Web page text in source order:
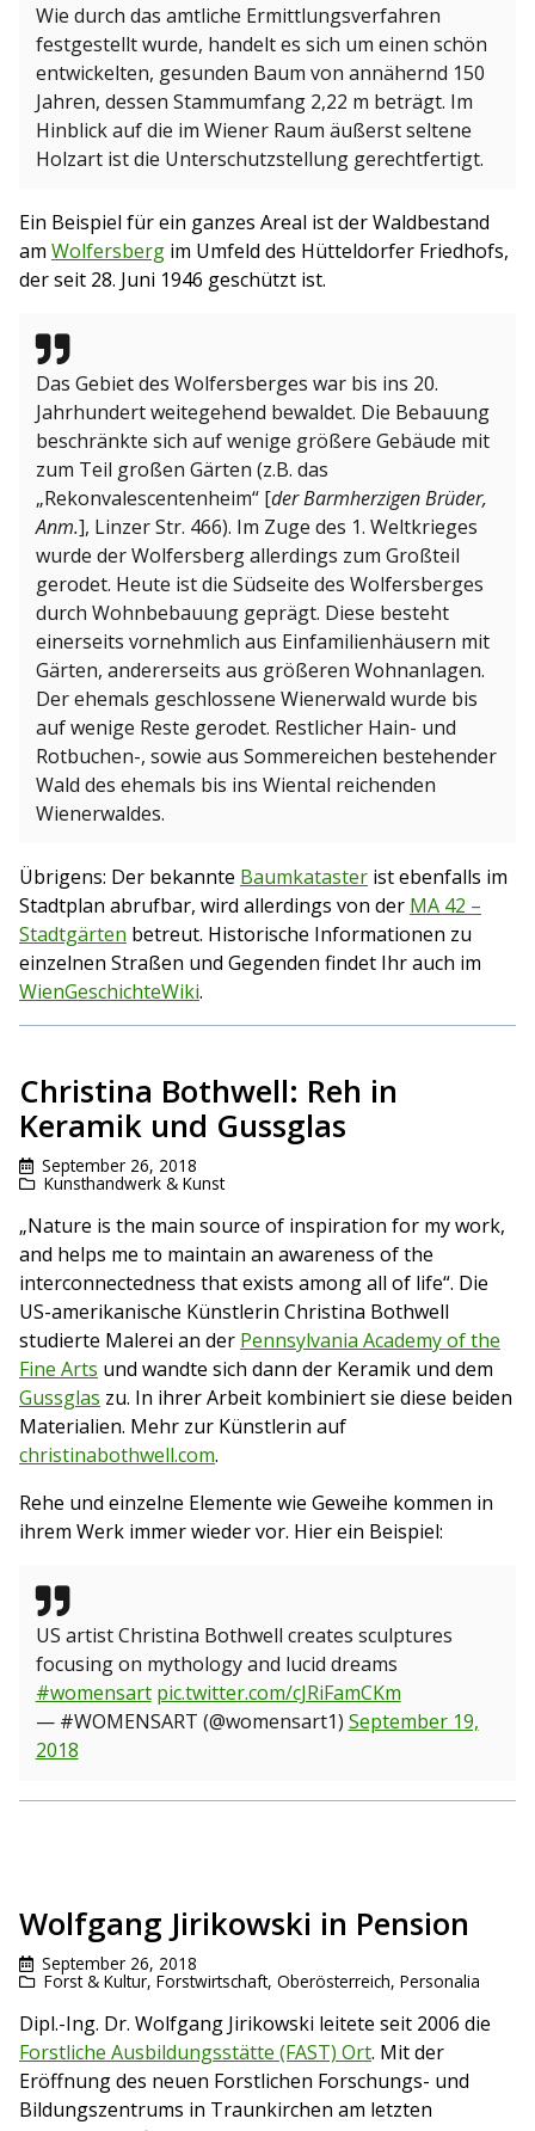
Wie durch das amtliche Ermittlungsverfahren
festgestellt wurde, handelt es sich um einen schön
entwickelten, gesunden Baum von annähernd 150
Jahren, dessen Stammumfang 2,22 m beträgt. Im
Hinblick auf die im Wiener Raum äußerst seltene
Holzart ist die Unterschutzstellung gerechtfertigt.
Ein Beispiel für ein ganzes Areal ist der Waldbestand
am Wolfersberg im Umfeld des Hütteldorfer Friedhofs,
der seit 28. Juni 1946 geschützt ist.
Das Gebiet des Wolfersberges war bis ins 20.
Jahrhundert weitegehend bewaldet. Die Bebauung
beschränkte sich auf wenige größere Gebäude mit
zum Teil großen Gärten (z.B. das
„Rekonvalescentenheim“ [der Barmherzigen Brüder,
Anm.], Linzer Str. 466). Im Zuge des 1. Weltkrieges
wurde der Wolfersberg allerdings zum Großteil
gerodet. Heute ist die Südseite des Wolfersberges
durch Wohnbebauung geprägt. Diese besteht
einerseits vornehmlich aus Einfamilienhäusern mit
Gärten, andererseits aus größeren Wohnanlagen.
Der ehemals geschlossene Wienerwald wurde bis
auf wenige Reste gerodet. Restlicher Hain- und
Rotbuchen-, sowie aus Sommereichen bestehender
Wald des ehemals bis ins Wiental reichenden
Wienerwaldes.
Übrigens: Der bekannte Baumkataster ist ebenfalls im
Stadtplan abrufbar, wird allerdings von der MA 42 –
Stadtgärten betreut. Historische Informationen zu
einzelnen Straßen und Gegenden findet Ihr auch im
WienGeschichteWiki.
Christina Bothwell: Reh in
Keramik und Gussglas
September 26, 2018
Kunsthandwerk & Kunst
„Nature is the main source of inspiration for my work,
and helps me to maintain an awareness of the
interconnectedness that exists among all of life“. Die
US-amerikanische Künstlerin Christina Bothwell
studierte Malerei an der Pennsylvania Academy of the
Fine Arts und wandte sich dann der Keramik und dem
Gussglas zu. In ihrer Arbeit kombiniert sie diese beiden
Materialien. Mehr zur Künstlerin auf
christinabothwell.com.
Rehe und einzelne Elemente wie Geweihe kommen in
ihrem Werk immer wieder vor. Hier ein Beispiel:
US artist Christina Bothwell creates sculptures
focusing on mythology and lucid dreams
#womensart pic.twitter.com/cJRiFamCKm
— #WOMENSART (@womensart1) September 19,
2018
Wolfgang Jirikowski in Pension
September 26, 2018
Forst & Kultur, Forstwirtschaft, Oberösterreich, Personalia
Dipl.-Ing. Dr. Wolfgang Jirikowski leitete seit 2006 die
Forstliche Ausbildungsstätte (FAST) Ort. Mit der
Eröffnung des neuen Forstlichen Forschungs- und
Bildungszentrums in Traunkirchen am letzten